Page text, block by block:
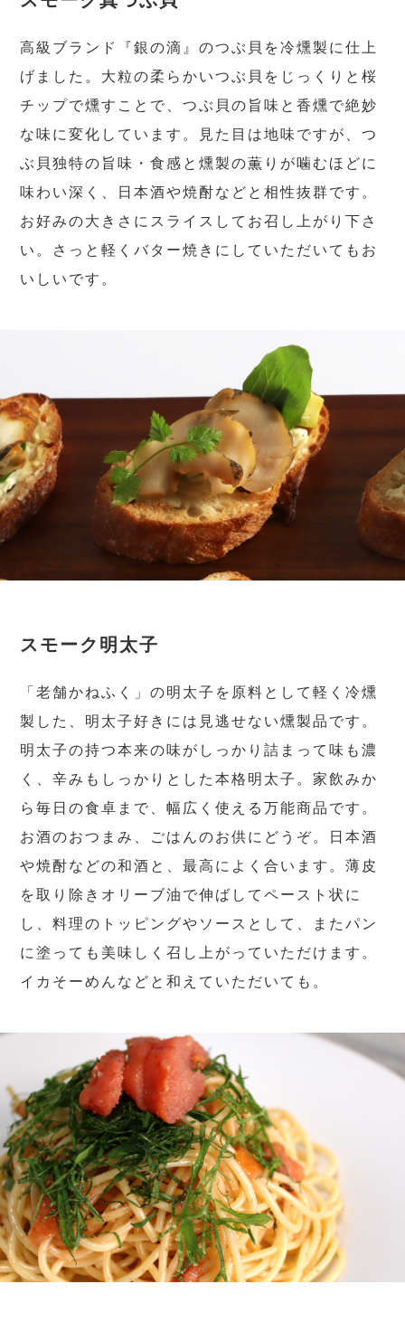
高級ブランド『銀の滴』のつぶ貝を冷燻製に仕上
げました。大粒の柔らかいつぶ貝をじっくりと桜
チップで燻すことで、つぶ貝の旨味と香燻で絶妙
な味に変化しています。見た目は地味ですが、つ
ぶ貝独特の旨味・食感と燻製の薫りが噛むほどに
味わい深く、日本酒や焼酎などと相性抜群です。
お好みの大きさにスライスしてお召し上がり下さ
い。さっと軽くバター焼きにしていただいてもお
いしいです。
スモーク明太子
「老舗かねふく」の明太子を原料として軽く冷燻
製した、明太子好きには見逃せない燻製品です。
明太子の持つ本来の味がしっかり詰まって味も濃
く、辛みもしっかりとした本格明太子。家飲みか
ら毎日の食卓まで、幅広く使える万能商品です。
お酒のおつまみ、ごはんのお供にどうぞ。日本酒
や焼酎などの和酒と、最高によく合います。薄皮
を取り除きオリーブ油で伸ばしてペースト状に
し、料理のトッピングやソースとして、またパン
に塗っても美味しく召し上がっていただけます。
イカそーめんなどと和えていただいても。